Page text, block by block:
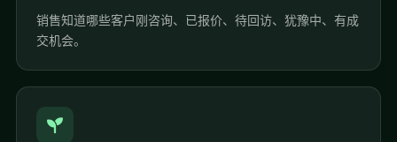
销售知道哪些客户刚咨询、已报价、待回访、犹豫中、有成
交机会。